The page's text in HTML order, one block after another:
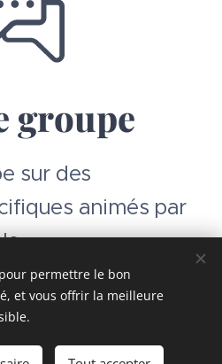
groupe
sur des
animés par
parPexels
permettre le bon
et vous offrir la meilleure